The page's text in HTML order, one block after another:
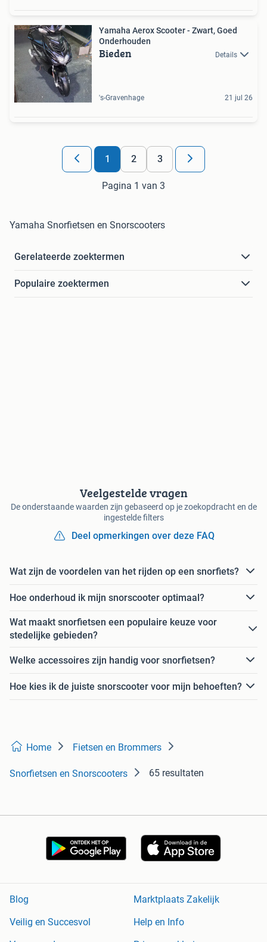
Yamaha Aerox Scooter - Zwart, Goed
Onderhouden
Bieden Details
's-Gravenhage 21 jul 26
1 2 3
Pagina 1 van 3
Yamaha Snorfietsen en Snorscooters
Gerelateerde zoektermen
Populaire zoektermen
Veelgestelde vragen
De onderstaande waarden zijn gebaseerd op je zoekopdracht en de
ingestelde filters
Deel opmerkingen over deze FAQ
Wat zijn de voordelen van het rijden op een snorfiets?
Hoe onderhoud ik mijn snorscooter optimaal?
Wat maakt snorfietsen een populaire keuze voor
stedelijke gebieden?
Welke accessoires zijn handig voor snorfietsen?
Hoe kies ik de juiste snorscooter voor mijn behoeften?
Home Fietsen en Brommers
Snorfietsen en Snorscooters 65 resultaten
Blog
Marktplaats Zakelijk
Veilig en Succesvol
Help en Info